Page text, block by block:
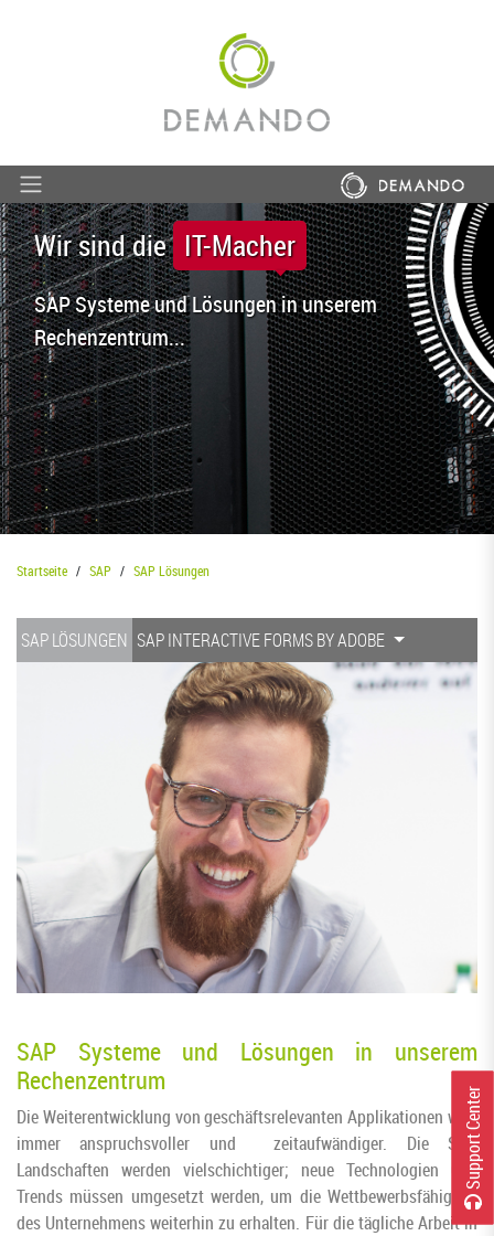
r
Wir sind die IT-Macher
SAP Systeme und Lösungen in unserem
Rechenzentrum...
Startseite SAP SAP Lösungen
SAP LÖSUNGEN SAP INTERACTIVE FORMS BY ADOBE
SAP Systeme und Lösungen in unserem
Rechenzentrum
Die Weiterentwicklung von geschäftsrelevanten Applikationen wird
immer anspruchsvoller und zeitaufwändiger. Die SAP
Landschaften werden vielschichtiger; neue Technologien und
Trends müssen umgesetzt werden, um die Wettbewerbsfähigkeit
des Unternehmens weiterhin zu erhalten. Für die tägliche Arbeit in